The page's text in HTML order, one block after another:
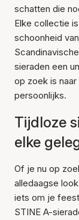
schatten die
Elke collectie
schoonheid
sieraden een
op zoek is
persoonlijks.
Tijdloze
elke
Of je nu op
alledaagse
iets om je
STINE A-